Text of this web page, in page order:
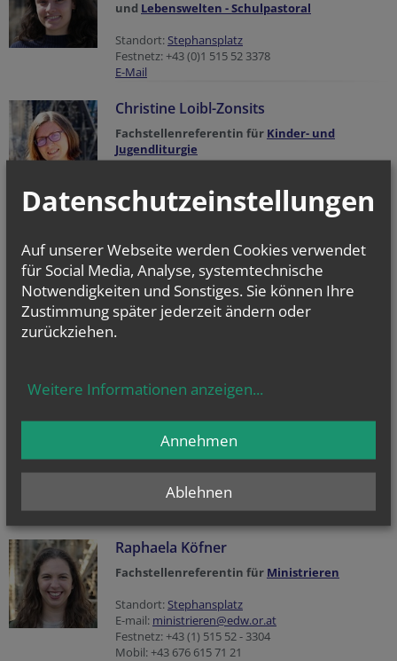
und Lebenswelten - Schulpastoral
Standort: Stephansplatz
Festnetz: +43 (0)1 515 52 3378
E-Mail
Christine Loibl-Zonsits
Fachstellenreferentin für Kinder- und
Jugendliturgie
Standort:Stephansplatz
Fachstellenreferentin fürÖkumene & Spiritualität,Firmungund
Versöhnung
Standort:Stephansplatz
Festnetz: +43 1 515 52 3374
E-Mail
Fachstellenreferentin für
und Referentin für den
Erzdiözese Wien
Standort:Stephansplatz
Raphaela Köfner
Fachstellenreferentin für Ministrieren
Standort: Stephansplatz
E-mail: ministrieren@edw.or.at
Festnetz: +43 (1) 515 52 - 3304
Mobil: +43 676 615 71 21
Datenschutzeinstellungen
Auf unserer Webseite werden Cookies verwendet
für Social Media, Analyse, systemtechnische
Notwendigkeiten und Sonstiges. Sie können Ihre
Zustimmung später jederzeit ändern oder
zurückziehen.
Weitere Informationen anzeigen...
Ablehnen
Annehmen